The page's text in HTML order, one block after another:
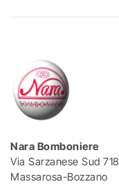
Nara Bomboniere
Via Sarzanese Sud 718
Massarosa-Bozzano